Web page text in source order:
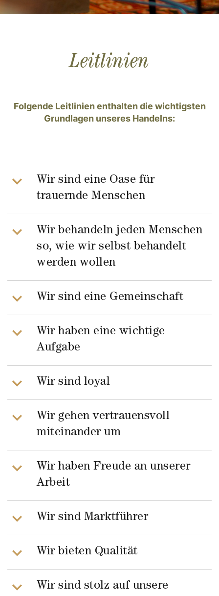
Leitlinien
Folgende Leitlinien enthalten die wichtigsten
Grundlagen unseres Handelns:
Wir sind eine Oase für
trauernde Menschen
Wir behandeln jeden Menschen
so, wie wir selbst behandelt
werden wollen
Wir sind eine Gemeinschaft
Wir haben eine wichtige
Aufgabe
Wir sind loyal
Wir gehen vertrauensvoll
miteinander um
Wir haben Freude an unserer
Arbeit
Wir sind Marktführer
Wir bieten Qualität
Wir sind stolz auf unsere